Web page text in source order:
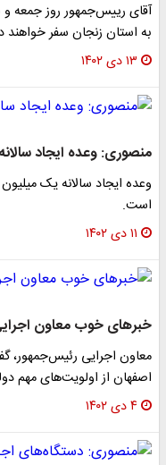
آقای رییس‌جمهور روز جمعه و
به استان زنجان سفر
۱۳ دی ۱۴۰۲
منصوری: وعده ایجاد سالانه ۱ میلیون شغل محقق شد
وعده ایجاد سالانه یک
است.
۱۱ دی ۱۴۰۲
خبرهای خوب معاون
معاون اجرایی رئیس‌جمهور،
اصفهان از اولویت‌های مهم
۴ دی ۱۴۰۲